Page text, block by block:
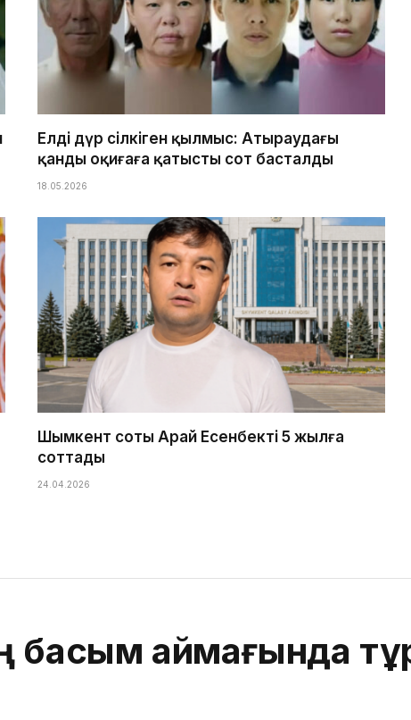
Елді дүр сілкіген қылмыс: Атыраудағы
қанды оқиғаға қатысты сот басталды
18.05.2026
Шымкент соты Арай Есенбекті 5 жылға
соттады
24.04.2026
басым аймағында